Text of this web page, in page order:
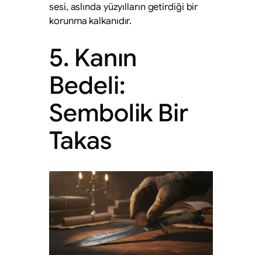
sesi, aslında yüzyılların getirdiği bir
korunma kalkanıdır.
5. Kanın
Bedeli:
Sembolik Bir
Takas